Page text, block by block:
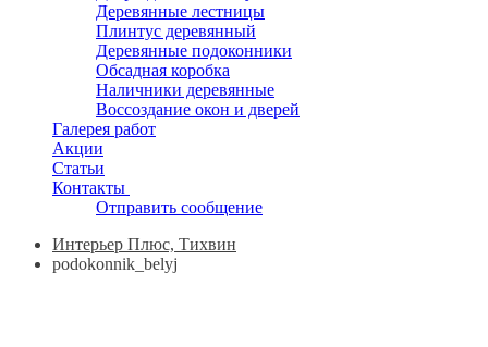
Деревянные лестницы
Плинтус деревянный
Деревянные подоконники
Обсадная коробка
Наличники деревянные
Воссоздание окон и дверей
Галерея работ
Акции
Статьи
Контакты
Отправить сообщение
Интерьер Плюс, Тихвин
podokonnik_belyj